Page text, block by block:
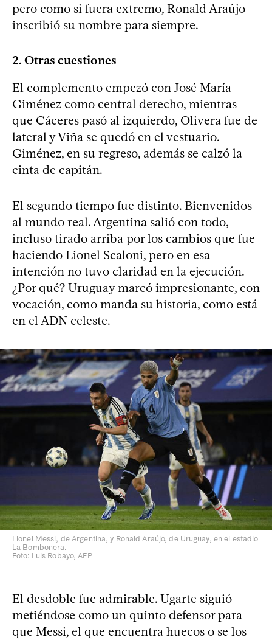
pero como si fuera extremo, Ronald Araújo
inscribió su nombre para siempre.
2. Otras cuestiones
El complemento empezó con José María
Giménez como central derecho, mientras
que Cáceres pasó al izquierdo, Olivera fue de
lateral y Viña se quedó en el vestuario.
Giménez, en su regreso, además se calzó la
cinta de capitán.
El segundo tiempo fue distinto. Bienvenidos
al mundo real. Argentina salió con todo,
incluso tirado arriba por los cambios que fue
haciendo Lionel Scaloni, pero en esa
intención no tuvo claridad en la ejecución.
¿Por qué? Uruguay marcó impresionante, con
vocación, como manda su historia, como está
en el ADN celeste.
Lionel Messi, de Argentina, y Ronald Araújo, de Uruguay, en el estadio
La Bombonera.
Foto: Luis Robayo, AFP
El desdoble fue admirable. Ugarte siguió
metiéndose como un quinto defensor para
que Messi, el que encuentra huecos o se los